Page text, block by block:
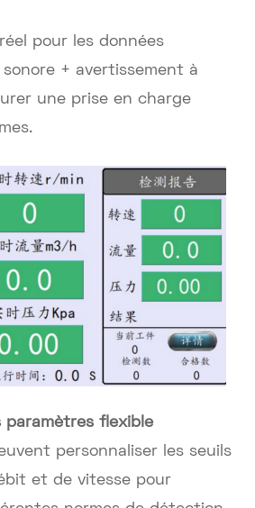
pour les données
+ avertissement à
une prise en charge
paramètres flexible
personnaliser les seuils
et de vitesse pour